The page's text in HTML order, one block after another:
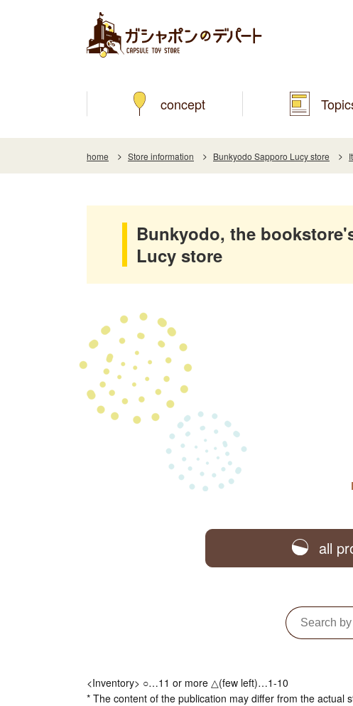
concept
home Store information Bunkyodo Sapporo Lucy store
Bunkyodo, the
Lucy store
all
<Inventory> ○…11 or more △(few left)…1-10
* The content of the publication may differ from the actual